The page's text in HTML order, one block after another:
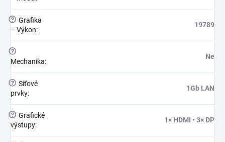
? Grafika
– Výkon:
19789
?
Mechanika:
Ne
? Síťové
prvky:
1Gb LAN
? Grafické
výstupy:
1× HDMI • 3× DP